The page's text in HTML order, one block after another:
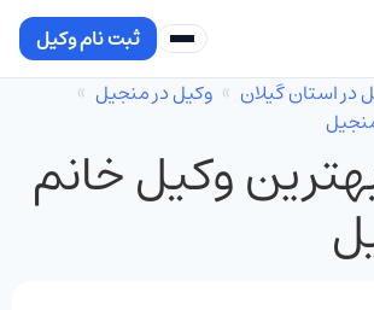
ثبت نام وکیل
در استان گیلان
وکیل در منجیل
وکیل خانم